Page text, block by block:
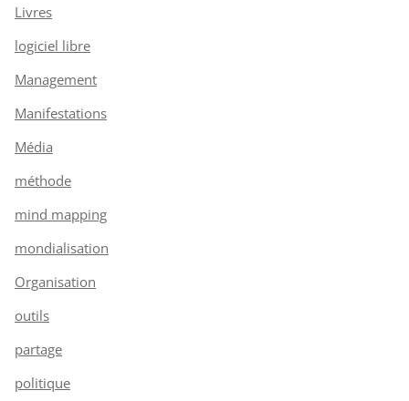
Livres
logiciel libre
Management
Manifestations
Média
méthode
mind mapping
mondialisation
Organisation
outils
partage
politique